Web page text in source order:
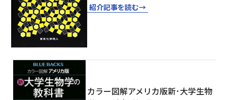
紹介記事を読む→
カラー図解アメリカ版新･大学生物